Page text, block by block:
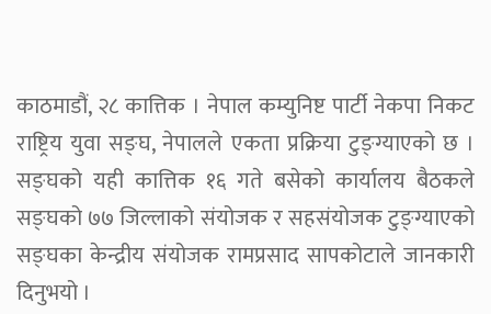
काठमाडौं, २८ कात्तिक । नेपाल कम्युनिष्ट पार्टी नेकपा निकट
राष्ट्रिय युवा सङ्घ, नेपालले एकता प्रक्रिया टुङ्ग्याएको छ ।
सङ्घको यही कात्तिक १६ गते बसेको कार्यालय बैठकले
सङ्घको ७७ जिल्लाको संयोजक र सहसंयोजक टुङ्ग्याएको
सङ्घका केन्द्रीय संयोजक रामप्रसाद सापकोटाले जानकारी
दिनुभयो ।